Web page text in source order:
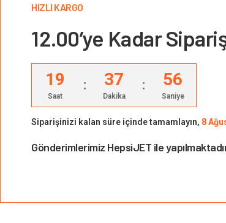
HIZLI KARGO
12.00’ye Kadar
19
Saat
: 37
Dakika
: 55
Saniye
Siparişinizi kalan süre içinde tamamlayın, 8
Gönderimlerimiz HepsiJET ile